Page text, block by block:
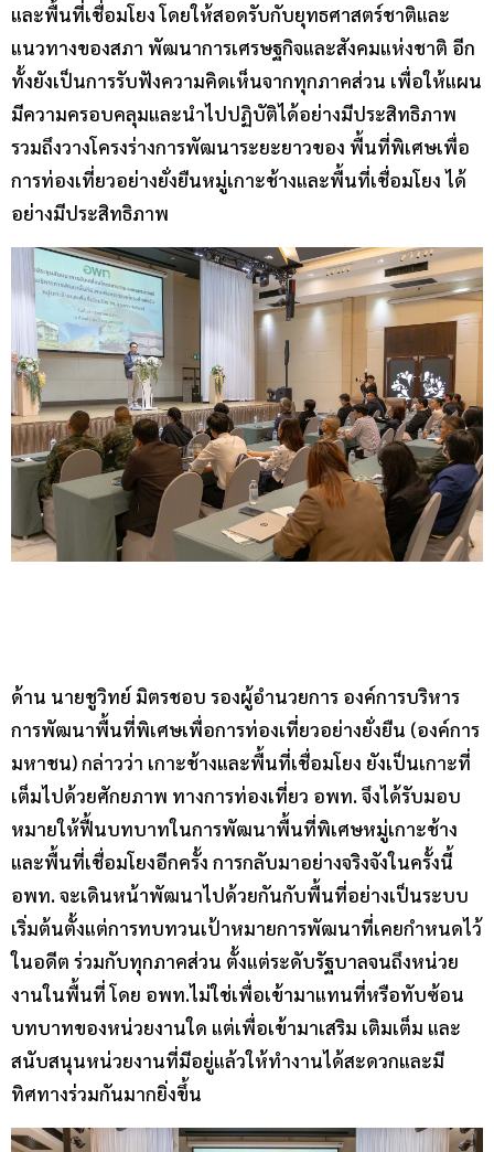
และพื้นที่เชื่อมโยง โดยให้สอดรับกับยุทธศาสตร์ชาติและ
แนวทางของสภา พัฒนาการเศรษฐกิจและสังคมแห่งชาติ อีก
ทั้งยังเป็นการรับฟังความคิดเห็นจากทุกภาคส่วน เพื่อให้แผน
มีความครอบคลุมและนำไปปฏิบัติได้อย่างมีประสิทธิภาพ
รวมถึงวางโครงร่างการพัฒนาระยะยาวของ พื้นที่พิเศษเพื่อ
การท่องเที่ยวอย่างยั่งยืนหมู่เกาะช้างและพื้นที่เชื่อมโยง ได้
อย่างมีประสิทธิภาพ
ด้าน นายชูวิทย์ มิตรชอบ รองผู้อำนวยการ องค์การบริหาร
การพัฒนาพื้นที่พิเศษเพื่อการท่องเที่ยวอย่างยั่งยืน (องค์การ
มหาชน) กล่าวว่า เกาะช้างและพื้นที่เชื่อมโยง ยังเป็นเกาะที่
เต็มไปด้วยศักยภาพ ทางการท่องเที่ยว อพท. จึงได้รับมอบ
หมายให้ฟื้นบทบาทในการพัฒนาพื้นที่พิเศษหมู่เกาะช้าง
และพื้นที่เชื่อมโยงอีกครั้ง การกลับมาอย่างจริงจังในครั้งนี้
อพท. จะเดินหน้าพัฒนาไปด้วยกันกับพื้นที่อย่างเป็นระบบ
เริ่มต้นตั้งแต่การทบทวนเป้าหมายการพัฒนาที่เคยกำหนดไว้
ในอดีต ร่วมกับทุกภาคส่วน ตั้งแต่ระดับรัฐบาลจนถึงหน่วย
งานในพื้นที่ โดย อพท.ไม่ใช่เพื่อเข้ามาแทนที่หรือทับซ้อน
บทบาทของหน่วยงานใด แต่เพื่อเข้ามาเสริม เติมเต็ม และ
สนับสนุนหน่วยงานที่มีอยู่แล้วให้ทำงานได้สะดวกและมี
ทิศทางร่วมกันมากยิ่งขึ้น